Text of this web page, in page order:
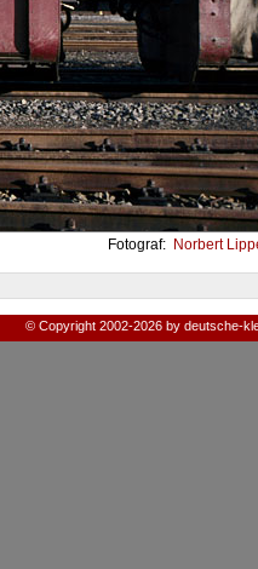
Fotograf: Norbert
© Copyright 2002-2026 by deutsche-